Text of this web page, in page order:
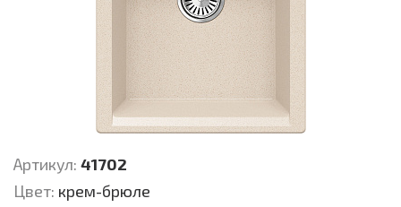
Артикул: 41702
Цвет: крем-брюле